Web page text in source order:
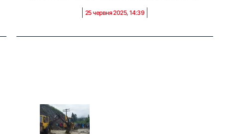
25 червня 2025, 14:39